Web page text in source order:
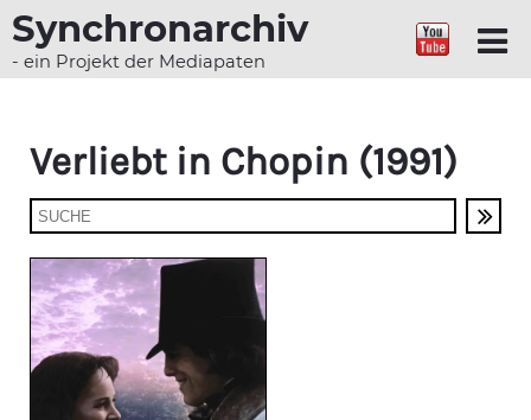
Synchronarchiv
- ein Projekt der Mediapaten
Verliebt in Chopin (1991)